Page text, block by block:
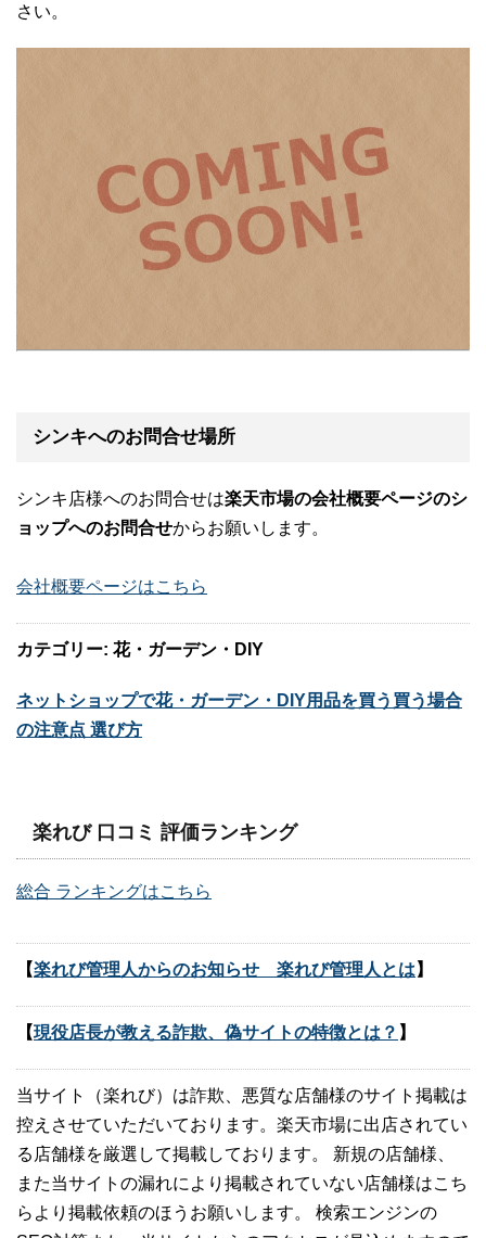
さい。
シンキへのお問合せ場所
シンキ店様へのお問合せは楽天市場の会社概要ページのシ
ョップへのお問合せからお願いします。
会社概要ページはこちら
カテゴリー: 花・ガーデン・DIY
ネットショップで花・ガーデン・DIY用品を買う買う場合
の注意点 選び方
楽れび 口コミ 評価ランキング
総合 ランキングはこちら
【楽れび管理人からのお知らせ 楽れび管理人とは 】
【現役店長が教える詐欺、偽サイトの特徴とは？ 】
当サイト（楽れび）は詐欺、悪質な店舗様のサイト掲載は
控えさせていただいております。楽天市場に出店されてい
る店舗様を厳選して掲載しております。 新規の店舗様、
また当サイトの漏れにより掲載されていない店舗様はこち
らより掲載依頼のほうお願いします。 検索エンジンの